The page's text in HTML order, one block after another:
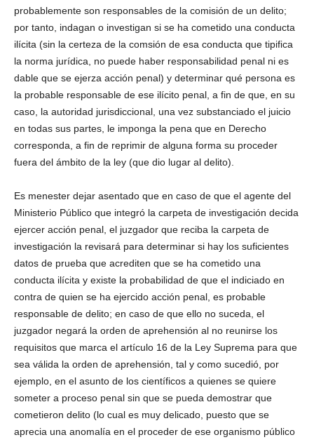
probablemente son responsables de la comisión de un delito;
por tanto, indagan o investigan si se ha cometido una conducta
ilícita (sin la certeza de la comsión de esa conducta que tipifica
la norma jurídica, no puede haber responsabilidad penal ni es
dable que se ejerza acción penal) y determinar qué persona es
la probable responsable de ese ilícito penal, a fin de que, en su
caso, la autoridad jurisdiccional, una vez substanciado el juicio
en todas sus partes, le imponga la pena que en Derecho
corresponda, a fin de reprimir de alguna forma su proceder
fuera del ámbito de la ley (que dio lugar al delito).
Es menester dejar asentado que en caso de que el agente del
Ministerio Público que integró la carpeta de investigación decida
ejercer acción penal, el juzgador que reciba la carpeta de
investigación la revisará para determinar si hay los suficientes
datos de prueba que acrediten que se ha cometido una
conducta ilícita y existe la probabilidad de que el indiciado en
contra de quien se ha ejercido acción penal, es probable
responsable de delito; en caso de que ello no suceda, el
juzgador negará la orden de aprehensión al no reunirse los
requisitos que marca el artículo 16 de la Ley Suprema para que
sea válida la orden de aprehensión, tal y como sucedió, por
ejemplo, en el asunto de los científicos a quienes se quiere
someter a proceso penal sin que se pueda demostrar que
cometieron delito (lo cual es muy delicado, puesto que se
aprecia una anomalía en el proceder de ese organismo público